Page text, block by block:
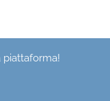
piattaforma!